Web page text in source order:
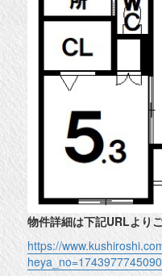
物件詳細は下記URLより
https://